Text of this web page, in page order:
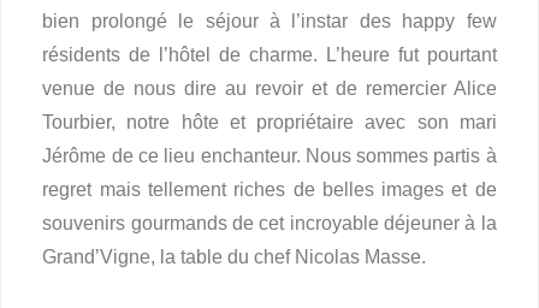
bien prolongé le séjour à l’instar des happy few
résidents de l’hôtel de charme. L’heure fut pourtant
venue de nous dire au revoir et de remercier Alice
Tourbier, notre hôte et propriétaire avec son mari
Jérôme de ce lieu enchanteur. Nous sommes partis à
regret mais tellement riches de belles images et de
souvenirs gourmands de cet incroyable déjeuner à la
Grand’Vigne, la table du chef Nicolas Masse.